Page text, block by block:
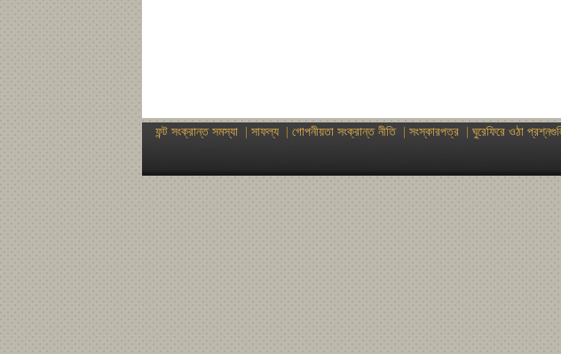
ফন্ট সংক্রান্ত সমস্যা সাফল্য গোপনীয়তা সংক্রান্ত নীতি| সংস্কারপত্র ঘুরেফিরে ওঠা